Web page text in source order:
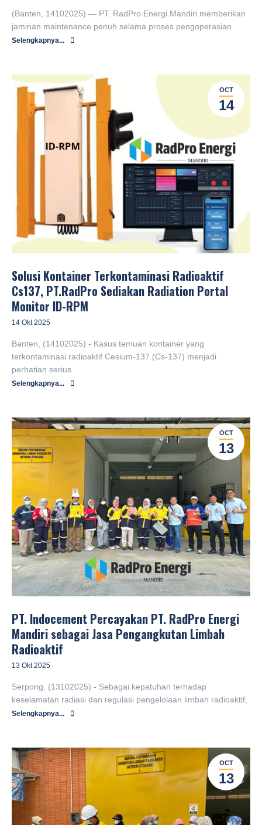
(Banten, 14102025) — PT. RadPro Energi Mandiri memberikan
jaminan maintenance penuh selama proses pengoperasian
Selengkapnya...
OCT
14
Solusi Kontainer Terkontaminasi Radioaktif
Cs137, PT.RadPro Sediakan Radiation Portal
Monitor ID-RPM
14 Okt 2025
Banten, (14102025) - Kasus temuan kontainer yang
terkontaminasi radioaktif Cesium-137 (Cs-137) menjadi
perhatian serius
Selengkapnya...
OCT
13
PT. Indocement Percayakan PT. RadPro Energi
Mandiri sebagai Jasa Pengangkutan Limbah
Radioaktif
13 Okt 2025
Serpong, (13102025) - Sebagai kepatuhan terhadap
keselamatan radiasi dan regulasi pengelolaan limbah radioaktif,
Selengkapnya...
OCT
13